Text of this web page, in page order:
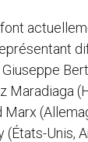
Maradiaga
Marx
(États-Unis,